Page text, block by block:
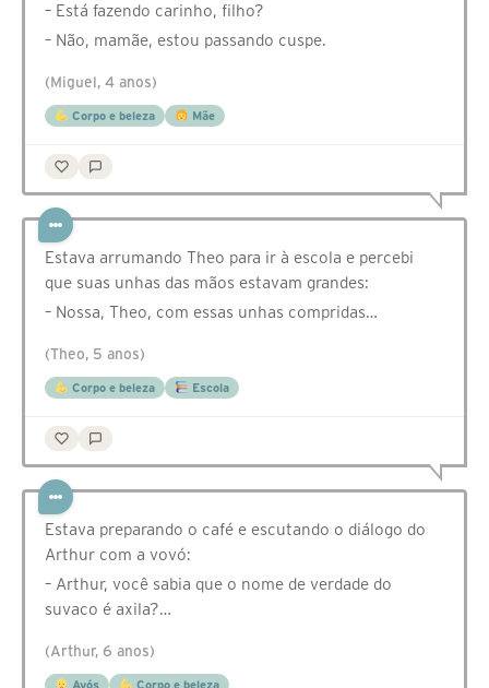
– Está fazendo carinho, filho?
– Não, mamãe, estou passando cuspe.
(Miguel, 4 anos)
Corpo e beleza Mãe
Estava arrumando Theo para ir à escola e percebi
que suas unhas das mãos estavam grandes:
– Nossa, Theo, com essas unhas compridas…
(Theo, 5 anos)
Corpo e beleza Escola
Estava preparando o café e escutando o diálogo do
Arthur com a vovó:
– Arthur, você sabia que o nome de verdade do
suvaco é axila?…
(Arthur, 6 anos)
Avós Corpo e beleza